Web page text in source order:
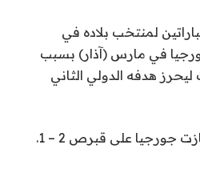
لمنتخب بلاده في
في مارس (آذار) بسبب
ليحرز هدفه الدولي الثاني
جورجيا على قبرص 2 – 1.